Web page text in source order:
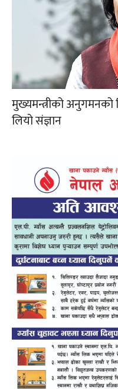
मुख्यमन्त्रीको अनुगमनको
लियो संज्ञान